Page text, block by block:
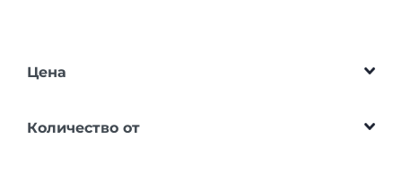
Цена
Количество от